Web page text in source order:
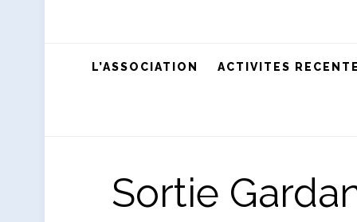
L’ASSOCIATION ACTIVITES
Sortie